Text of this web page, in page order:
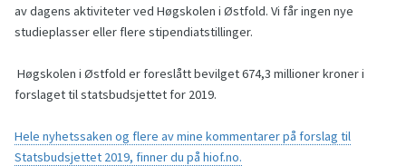
av dagens aktiviteter ved Høgskolen i Østfold. Vi får ingen nye
studieplasser eller flere stipendiatstillinger.
Høgskolen i Østfold er foreslått bevilget 674,3 millioner kroner i
forslaget til statsbudsjettet for 2019.
Hele nyhetssaken og flere av mine kommentarer på forslag til
Statsbudsjettet 2019, finner du på hiof.no.